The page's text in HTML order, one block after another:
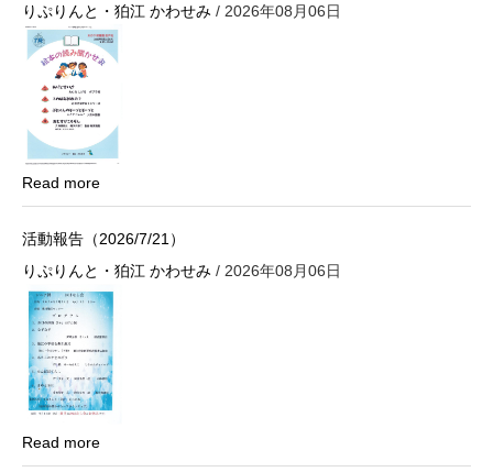
りぷりんと・狛江 かわせみ / 2026年08月06日
Read more
活動報告（2026/7/21）
りぷりんと・狛江 かわせみ / 2026年08月06日
Read more